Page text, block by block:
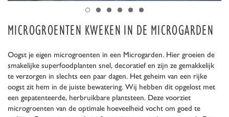
MICROGROENTEN KWEKEN IN DE MICROGARDEN
Oogst je eigen microgroenten in een Microgarden. Hier groeien de
smakelijke superfoodplanten snel, decoratief en zijn ze gemakkelijk
te verzorgen in slechts een paar dagen. Het geheim van een rijke
oogst zit hem in de juiste bewatering. Wij hebben dit opgelost met
een gepatenteerde, herbruikbare plantsteen. Deze voorziet
microgroenten van de optimale hoeveelheid vocht om goed te